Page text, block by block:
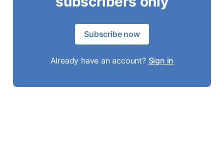
Subscribe now
Already have an account? Sign in